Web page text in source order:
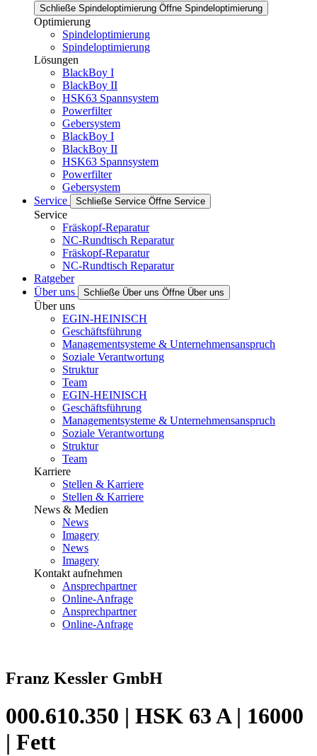
Schließe Spindeloptimierung Öffne Spindeloptimierung
Optimierung
Spindeloptimierung
Spindeloptimierung
Lösungen
BlackBoy I
BlackBoy II
HSK63 Spannsystem
Powerfilter
Gebersystem
BlackBoy I
BlackBoy II
HSK63 Spannsystem
Powerfilter
Gebersystem
Service
Schließe Service Öffne Service
Service
Fräskopf-Reparatur
NC-Rundtisch Reparatur
Fräskopf-Reparatur
NC-Rundtisch Reparatur
Ratgeber
Über uns
Schließe Über uns Öffne Über uns
Über uns
EGIN-HEINISCH
Geschäftsführung
Managementsysteme & Unternehmensanspruch
Soziale Verantwortung
Struktur
Team
EGIN-HEINISCH
Geschäftsführung
Managementsysteme & Unternehmensanspruch
Soziale Verantwortung
Struktur
Team
Karriere
Stellen & Karriere
Stellen & Karriere
News & Medien
News
Imagery
News
Imagery
Kontakt aufnehmen
Ansprechpartner
Online-Anfrage
Ansprechpartner
Online-Anfrage
Franz Kessler GmbH
000.610.350 | HSK 63 A | 16000
| Fett